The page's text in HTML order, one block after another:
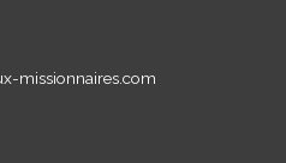
missionnaires.com